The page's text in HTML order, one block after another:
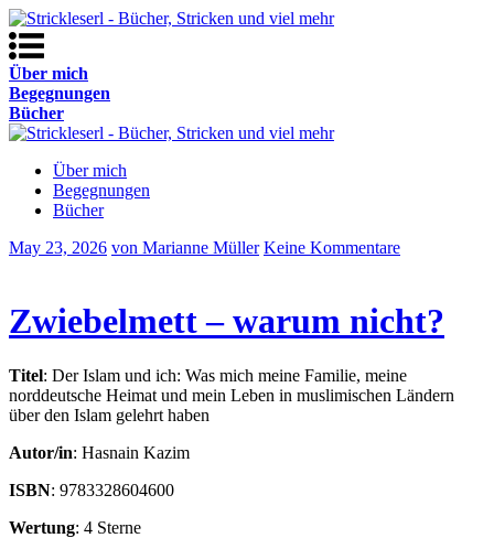
Über mich
Begegnungen
Bücher
Über mich
Begegnungen
Bücher
May 23, 2026 von Marianne Müller Keine Kommentare
Zwiebelmett – warum nicht?
Titel: Der Islam und ich: Was mich meine Familie, meine
norddeutsche Heimat und mein Leben in muslimischen Ländern
über den Islam gelehrt haben
Autor/in: Hasnain Kazim
ISBN: 9783328604600
Wertung: 4 Sterne